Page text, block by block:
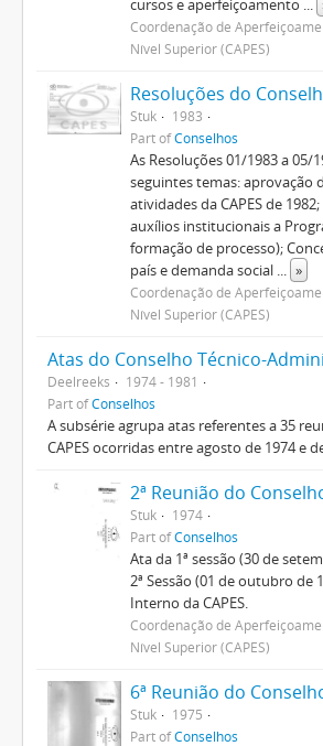
cursos e aperfeiçoamento ...
Coordenação de
Nível Superior (CAPES)
Stuk
1983
Part ofConselhos
As Resoluções 01/1983 a 05/
seguintes temas: aprovação
atividades da CAPES de
auxílios institucionais a
formação de processo);
país e demanda social ... »
Coordenação de
Nível Superior (CAPES)
Deelreeks
1974 - 1981
Part ofConselhos
A subsérie agrupa atas referentes a 35
CAPES ocorridas entre agosto de 1974 e
Stuk
1974
Part ofConselhos
Ata da 1ª sessão (30 de
2ª Sessão (01 de outubro de
Interno da CAPES.
Coordenação de
Nível Superior (CAPES)
Stuk
1975
Part ofConselhos